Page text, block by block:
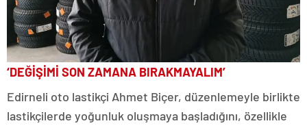
‘DEĞİŞİMİ SON ZAMANA BIRAKMAYALIM’
Edirneli oto lastikçi Ahmet Biçer, düzenlemeyle birlikte
lastikçilerde yoğunluk oluşmaya başladığını, özellikle